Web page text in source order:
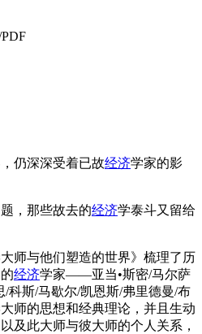
仍深深受着已故经济学家的影
，那些故去的经济学泰斗又留给
师与他们塑造的世界》梳理了历
经济学家——亚当•斯密/马尔萨
/科斯/马歇尔/凯恩斯/弗里德曼/布
师的思想和经典理论，并且生动
及此大师与彼大师的个人关系，